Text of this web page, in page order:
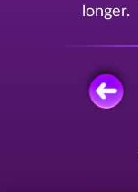
longer.